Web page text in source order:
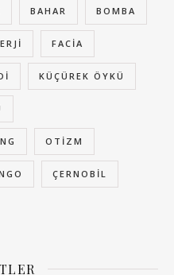
BAHAR BOMBA
FACIA
KÜÇÜREK ÖYKÜ
OTIZM
ÇERNOBIL